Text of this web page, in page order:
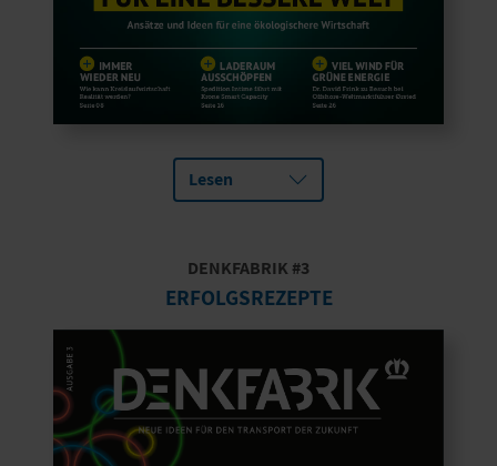
Lesen
DENKFABRIK #3
ERFOLGSREZEPTE